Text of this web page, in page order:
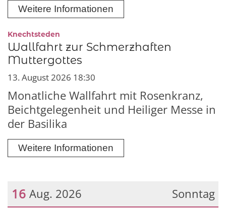
Weitere Informationen
Knechtsteden
Wallfahrt zur Schmerzhaften
Muttergottes
13. August 2026 18:30
Monatliche Wallfahrt mit Rosenkranz,
Beichtgelegenheit und Heiliger Messe in
der Basilika
Weitere Informationen
Sonntag
16 Aug. 2026